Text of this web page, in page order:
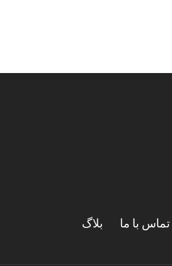
تماس با ما بلاگ